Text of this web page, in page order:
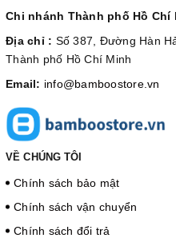
Chi nhánh Thành phố Hồ Chí
Địa chỉ : Số 387, Đường Hàn
Thành phố Hồ Chí Minh
Email: info@bamboostore.vn
VỀ CHÚNG TÔI
Chính sách bảo mật
Chính sách vận chuyển
Chính sách đổi trả